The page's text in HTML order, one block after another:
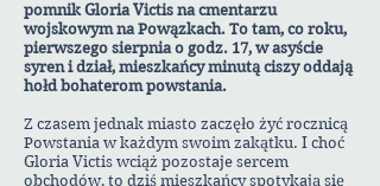
pomnik Gloria Victis na cmentarzu
wojskowym na Powązkach. To tam, co roku,
pierwszego sierpnia o godz. 17, w asyście
syren i dział, mieszkańcy minutą ciszy oddają
hołd bohaterom powstania.
Z czasem jednak miasto zaczęło żyć rocznicą
Powstania w każdym swoim zakątku. I choć
Gloria Victis wciąż pozostaje sercem
obchodów, to dziś mieszkańcy spotykają się